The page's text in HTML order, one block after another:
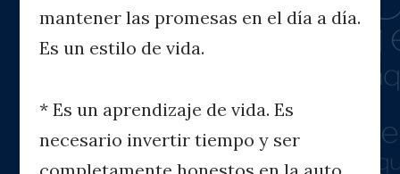
mantener las promesas en el día a día.
Es un estilo de vida.
* Es un aprendizaje de vida. Es
necesario invertir tiempo y ser